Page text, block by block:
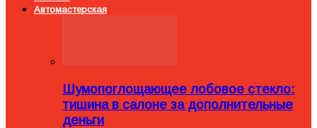
Автомастерская
Шумопоглощающее лобовое стекло:
тишина в салоне за дополнительные
деньги